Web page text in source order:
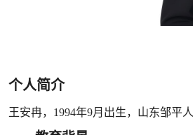
个人简介
王安冉， 1994年9月出生，山东邹平人